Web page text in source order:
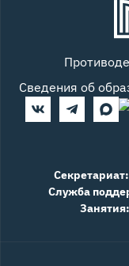
Сведения об
Секретариат:
Служба
Занятия: